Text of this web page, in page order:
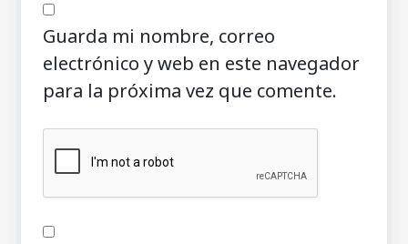
Guarda mi nombre, correo
electrónico y web en este navegador
para la próxima vez que comente.